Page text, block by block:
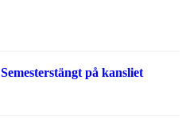
Semesterstängt på kansliet